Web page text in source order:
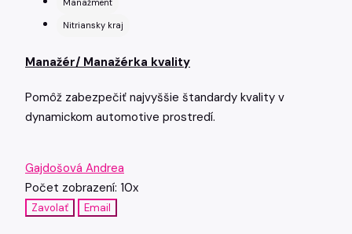
Manažment
Nitriansky kraj
Manažér/ Manažérka kvality
Pomôž zabezpečiť najvyššie štandardy kvality v
dynamickom automotive prostredí.
Gajdošová Andrea
Počet zobrazení: 10x
Zavolať Email